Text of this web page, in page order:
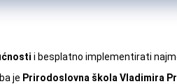
i besplatno implementirati
je Prirodoslovna škola Vladimira